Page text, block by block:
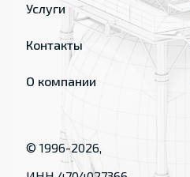
Услуги
Контакты
О компании
© 1996-2026,